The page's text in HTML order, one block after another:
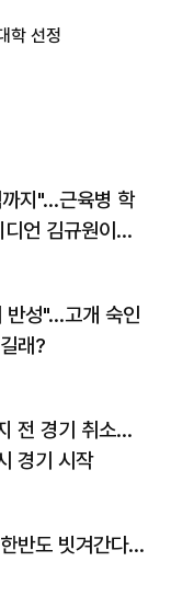
학 선정
지"…근육병 학
언 김규원이었
반성"…고개 숙인
래?
전 경기 취소…
경기 시작
반도 빗겨간다…